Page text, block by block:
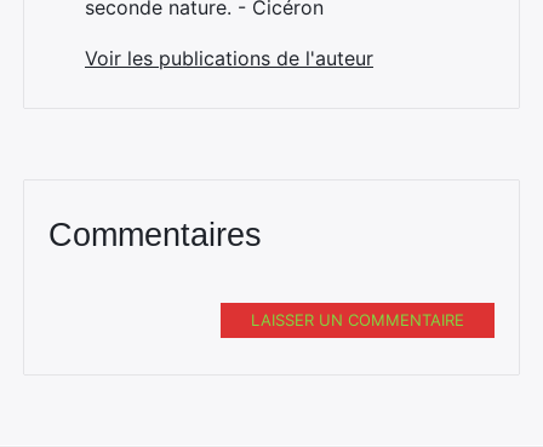
seconde nature. - Cicéron
Voir les publications de l'auteur
Commentaires
LAISSER UN COMMENTAIRE